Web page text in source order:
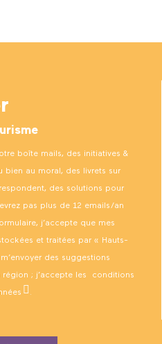
boîte mails, des initiatives &
bien au moral, des livrets sur
des solutions pour
pas plus de 12 emails/an
j’accepte que mes
et traitées par « Hauts-
des suggestions
; j’accepte les conditions
.